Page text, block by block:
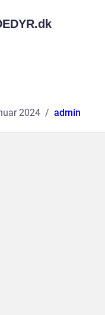
dk
2024 admin